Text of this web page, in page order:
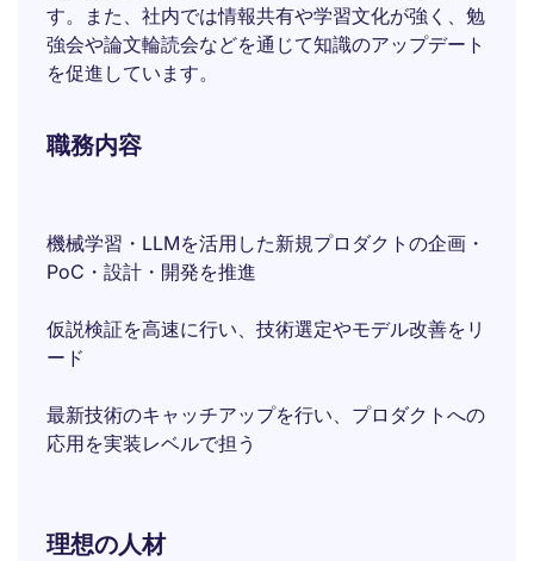
す。また、社内では情報共有や学習文化が強く、勉
強会や論文輪読会などを通じて知識のアップデート
を促進しています。
職務内容
機械学習・LLMを活用した新規プロダクトの企画・
PoC・設計・開発を推進
仮説検証を高速に行い、技術選定やモデル改善をリ
ード
最新技術のキャッチアップを行い、プロダクトへの
応用を実装レベルで担う
理想の人材